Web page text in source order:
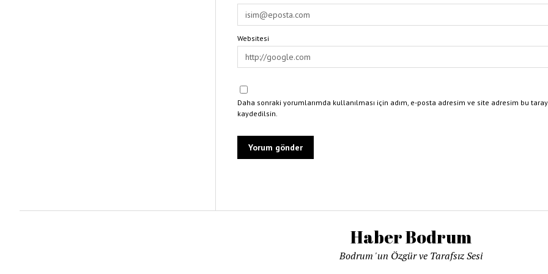
Websitesi
Daha sonraki yorumlarımda kullanılması için adım, e-posta adresim ve site adresim bu
kaydedilsin.
Haber Bodrum
Bodrum 'un Özgür ve Tarafsız Sesi